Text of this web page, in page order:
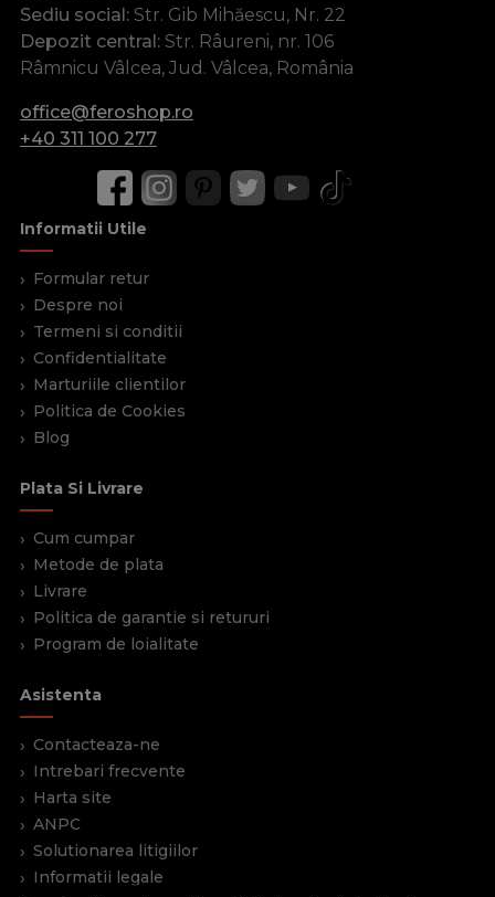
Sediu social: Str. Gib Mihăescu, Nr. 22
Depozit central: Str. Râureni, nr. 106
Râmnicu Vâlcea, Jud. Vâlcea, România
office@feroshop.ro
+40 311 100 277
Informatii Utile
Formular retur
Despre noi
Termeni si conditii
Confidentialitate
Marturiile clientilor
Politica de Cookies
Blog
Plata Si Livrare
Cum cumpar
Metode de plata
Livrare
Politica de garantie si retururi
Program de loialitate
Asistenta
Contacteaza-ne
Intrebari frecvente
Harta site
ANPC
Solutionarea litigiilor
Informatii legale